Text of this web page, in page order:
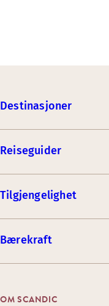
Destinasjoner
Reiseguider
Tilgjengelighet
Bærekraft
OM SCANDIC